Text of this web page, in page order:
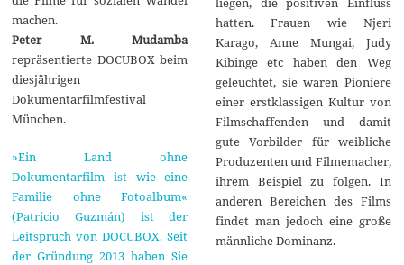
machen.
Peter M. Mudamba
repräsentierte DOCUBOX beim
diesjährigen
Dokumentarfilmfestival
München.
»Ein Land ohne
Dokumentarfilm ist wie eine
Familie ohne Fotoalbum«
(Patricio Guzmán) ist der
Leitspruch von DOCUBOX. Seit
der Gründung 2013 haben Sie
hatten. Frauen wie Njeri
Karago, Anne Mungai, Judy
Kibinge etc haben den Weg
geleuchtet, sie waren Pioniere
einer erstklassigen Kultur von
Filmschaffenden und damit
gute Vorbilder für weibliche
Produzenten und Filmemacher,
ihrem Beispiel zu folgen. In
anderen Bereichen des Films
findet man jedoch eine große
männliche Dominanz.